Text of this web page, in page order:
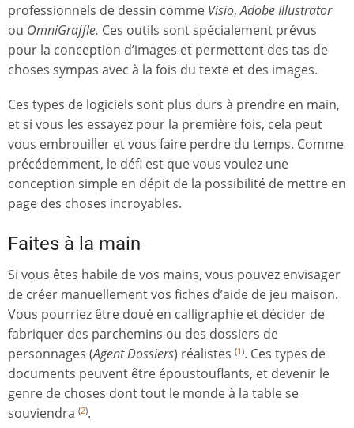
professionnels de dessin comme Visio,Adobe Illustrator
ou OmniGraffle. Ces outils sont spécialement prévus
pour la conception d’images et permettent des tas de
choses sympas avec à la fois du texte et des images.
Ces types de logiciels sont plus durs à prendre en main,
et si vous les essayez pour la première fois, cela peut
vous embrouiller et vous faire perdre du temps. Comme
précédemment, le défi est que vous voulez une
conception simple en dépit de la possibilité de mettre en
page des choses incroyables.
Faites à la main
Si vous êtes habile de vos mains, vous pouvez envisager
de créer manuellement vos fiches d’aide de jeu maison.
Vous pourriez être doué en calligraphie et décider de
fabriquer des parchemins ou des dossiers de
personnages (Agent Dossiers) réalistes (1). Ces types de
documents peuvent être époustouflants, et devenir le
genre de choses dont tout le monde à la table se
souviendra (2).